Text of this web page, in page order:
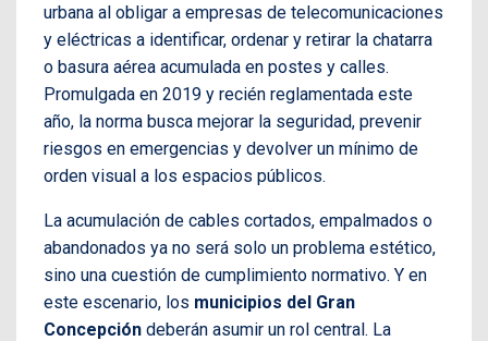
urbana al obligar a empresas de telecomunicaciones
y eléctricas a identificar, ordenar y retirar la chatarra
o basura aérea acumulada en postes y calles.
Promulgada en 2019 y recién reglamentada este
año, la norma busca mejorar la seguridad, prevenir
riesgos en emergencias y devolver un mínimo de
orden visual a los espacios públicos.
La acumulación de cables cortados, empalmados o
abandonados ya no será solo un problema estético,
sino una cuestión de cumplimiento normativo. Y en
este escenario, los municipios del Gran
Concepción deberán asumir un rol central. La